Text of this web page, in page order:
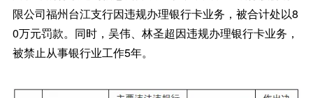
限公司福州台江支行因违规办理银行卡业务，被合计处以8
0万元罚款。同时，吴伟、林圣超因违规办理银行卡业务，
被禁止从事银行业工作5年。